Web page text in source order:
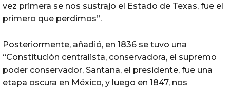
vez primera se nos sustrajo el Estado de Texas, fue el
primero que perdimos”.
Posteriormente, añadió, en 1836 se tuvo una
“Constitución centralista, conservadora, el supremo
poder conservador, Santana, el presidente, fue una
etapa oscura en México, y luego en 1847, nos